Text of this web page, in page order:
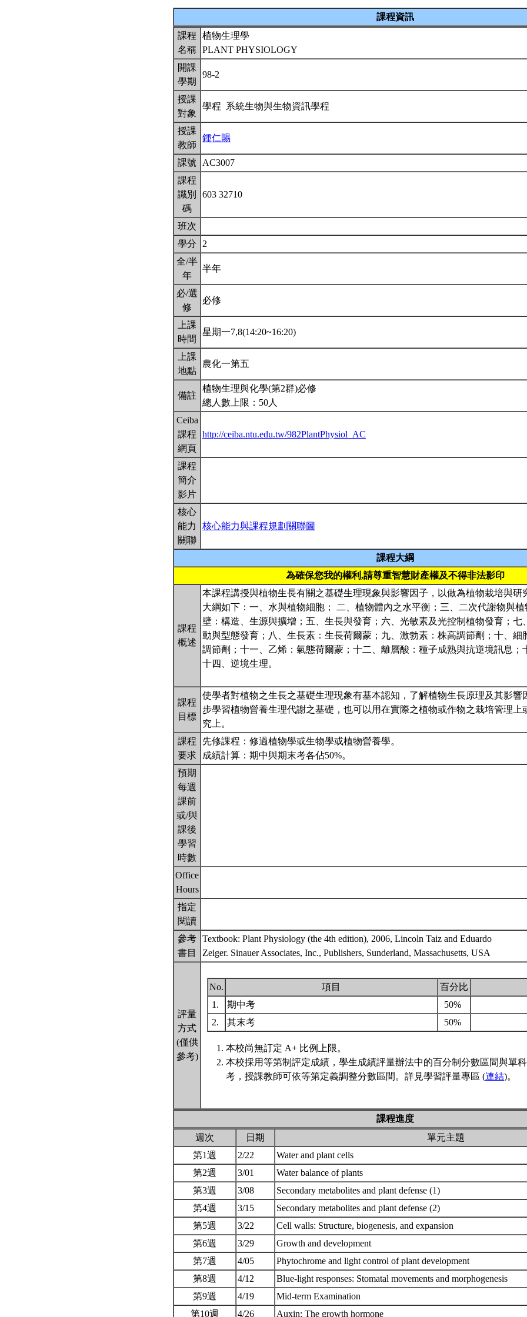
課程資訊
課程
名稱
植物生理學
PLANT PHYSIOLOGY
開課
學期
98-2
授課
對象
學程 系統生物與生物資訊學程
授課
教師
鍾仁賜
課號
AC3007
課程
識別
碼
603 32710
班次
學分
2
全/半
年
半年
必/選
修
必修
上課
時間
星期一7,8(14:20~16:20)
上課
地點
農化一第五
備註
植物生理與化學(第2群)必修
總人數上限：50人
Ceiba
課程
網頁
http://ceiba.ntu.edu.tw/982PlantPhysiol_AC
課程
簡介
影片
核心
能力
關聯
核心能力與課程規劃關聯圖
課程大綱
為確保您我的權利,請尊重智慧財產權及不得非法影印
課程
概述
本課程講授與植物生長有關之基礎生理現象與影響因子，以做為植物栽培與研
大綱如下：一、水與植物細胞； 二、植物體內之水平衡；三、二次代謝物與
壁：構造、生源與擴增；五、生長與發育；六、光敏素及光控制植物發育；七
動與型態發育；八、生長素：生長荷爾蒙；九、激勃素：株高調節劑；十、細
調節劑；十一、乙烯：氣態荷爾蒙；十二、離層酸：種子成熟與抗逆境訊息；
十四、逆境生理。
課程
目標
使學者對植物之生長之基礎生理現象有基本認知，了解植物生長原理及其影響
步學習植物營養生理代謝之基礎，也可以用在實際之植物或作物之栽培管理上
究上。
課程
要求
先修課程：修過植物學或生物學或植物營養學。
成績計算：期中與期末考各佔50%。
預期
每週
課前
或/與
課後
學習
時數
Office
Hours
指定
閱讀
參考
書目
Textbook: Plant Physiology (the 4th edition), 2006, Lincoln Taiz and Eduardo
Zeiger. Sinauer Associates, Inc., Publishers, Sunderland, Massachusetts, USA
評量
方式
(僅供
參考)
No. 項目
百分比
1.
期中考
50%
2.
其末考 50%
本校尚無訂定 A+ 比例上限。
本校採用等第制評定成績，學生成績評量辦法中的百分制分數區間與單
考，授課教師可依等第定義調整分數區間。詳見學習評量專區 (連結)。
課程進度
週次
日期
單元主題
第1週
2/22
Water and plant cells
第2週
3/01
Water balance of plants
第3週
3/08
Secondary metabolites and plant defense (1)
第4週
3/15
Secondary metabolites and plant defense (2)
第5週
3/22
Cell walls: Structure, biogenesis, and expansion
第6週
3/29
Growth and development
第7週
4/05
Phytochrome and light control of plant development
第8週
4/12
Blue-light responses: Stomatal movements and morphogenesis
第9週
4/19
Mid-term Examination
第10週
4/26 Auxin: The growth hormone